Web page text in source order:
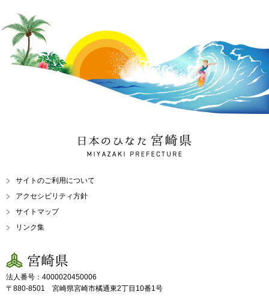
日本のひなた 宮崎県
MIYAZAKI PREFECTURE
サイトのご利用について
アクセシビリティ方針
サイトマップ
リンク集
宮崎県
法人番号：4000020450006
〒880-8501 宮崎県宮崎市橘通東2丁目10番1号